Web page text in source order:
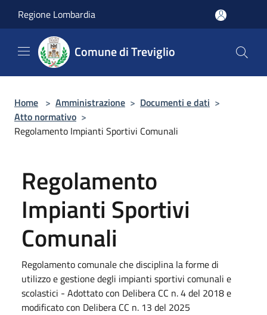
Regione Lombardia
Comune di Treviglio
Home > Amministrazione > Documenti e dati >
Atto normativo >
Regolamento Impianti Sportivi Comunali
Regolamento
Impianti Sportivi
Comunali
Regolamento comunale che disciplina la forme di
utilizzo e gestione degli impianti sportivi comunali e
scolastici - Adottato con Delibera CC n. 4 del 2018 e
modificato con Delibera CC n. 13 del 2025